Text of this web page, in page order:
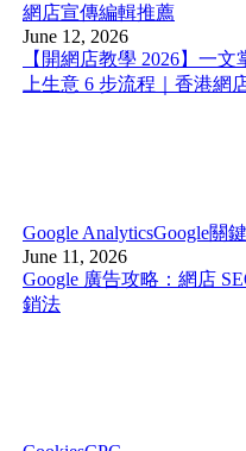
網店宣傳編輯推薦
June 12, 2026
【開網店教學 2026】一文
上生意 6 步流程｜香港網
Google AnalyticsGoogle關
June 11, 2026
Google 廣告攻略：網店
銷法